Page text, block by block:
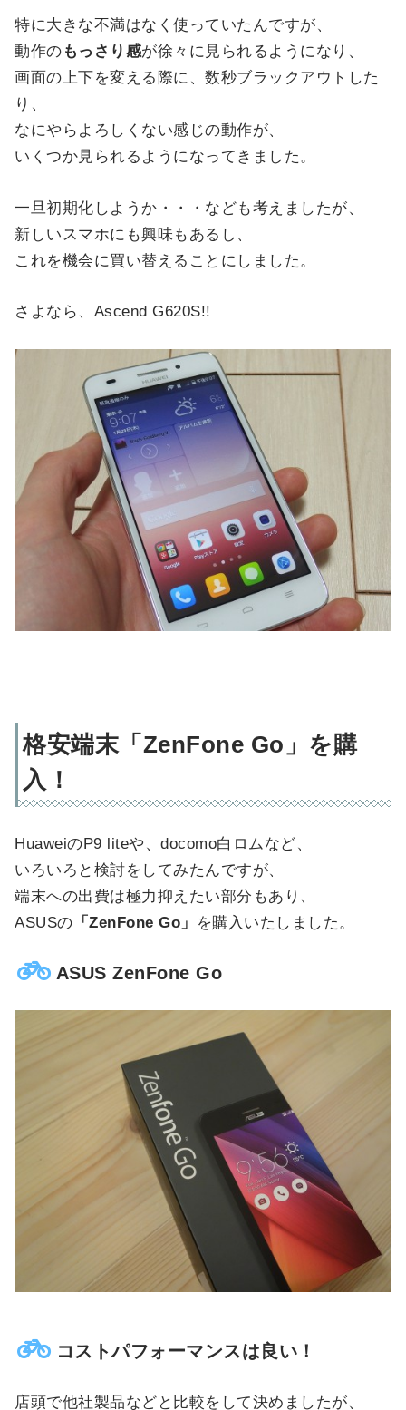
特に大きな不満はなく使っていたんですが、
動作の もっさり感が徐々に見られるようになり、
画面の上下を変える際に、数秒ブラックアウトした
り、
なにやらよろしくない感じの動作が、
いくつか見られるようになってきました。
一旦初期化しようか・・・なども考えましたが、
新しいスマホにも興味もあるし、
これを機会に買い替えることにしました。
さよなら、Ascend G620S!!
格安端末「ZenFone Go」を購
入！
HuaweiのP9 liteや、docomo白ロムなど、
いろいろと検討をしてみたんですが、
端末への出費は極力抑えたい部分もあり、
ASUSの 「ZenFone Go」 を購入いたしました。
ASUS ZenFone Go
コストパフォーマンスは良い！
店頭で他社製品などと比較をして決めましたが、